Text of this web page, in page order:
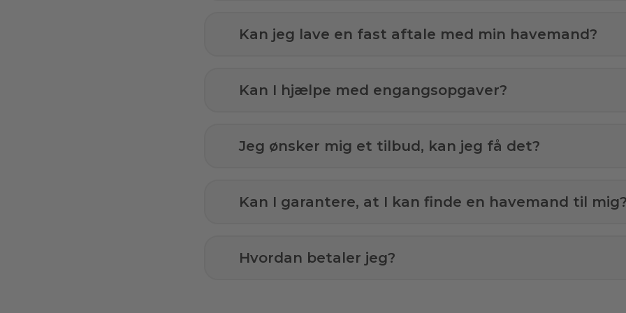
Kan jeg lave en fast aftale med min havemand?
Kan I hjælpe med engangsopgaver?
Jeg ønsker mig et tilbud, kan jeg få det?
Kan I garantere, at I kan finde en havemand til
Hvordan betaler jeg?